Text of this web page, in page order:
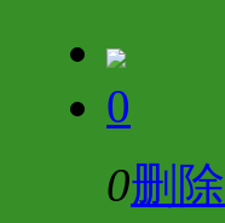
0
0删除